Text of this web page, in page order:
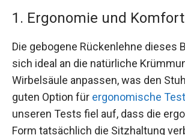
1. Ergonomie und Komfort
Die gebogene Rückenlehne dieses
sich ideal an die natürliche
Wirbelsäule anpassen, was den
guten Option für ergonomische
unseren Tests fiel auf, dass die
Form tatsächlich die Sitzhaltung